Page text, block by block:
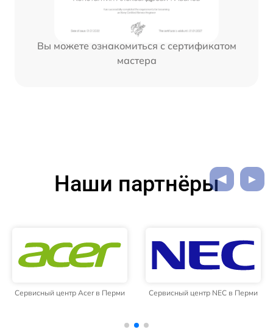
Вы можете ознакомиться с сертификатом
мастера
Наши партнёры
Сервисный центр Acer в Перми Сервисный центр NEC в Перми